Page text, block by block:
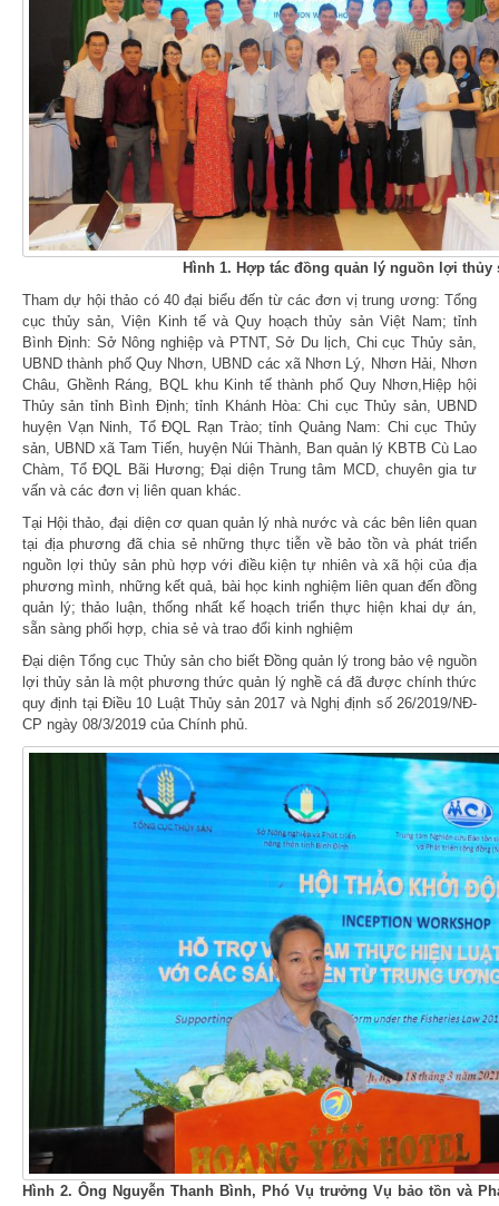
Hình 1. Hợp tác đồng quản lý nguồn lợi thủy
Tham dự hội thảo có 40 đại biểu đến từ các đơn vị trung ương: Tổng
cục thủy sản, Viện Kinh tế và Quy hoạch thủy sản Việt Nam; tỉnh
Bình Định: Sở Nông nghiệp và PTNT, Sở Du lịch, Chi cục Thủy sản,
UBND thành phố Quy Nhơn, UBND các xã Nhơn Lý, Nhơn Hải, Nhơn
Châu, Ghềnh Ráng, BQL khu Kinh tế thành phố Quy Nhơn,Hiệp hội
Thủy sản tỉnh Bình Định; tỉnh Khánh Hòa: Chi cục Thủy sản, UBND
huyện Vạn Ninh, Tổ ĐQL Rạn Trào; tỉnh Quảng Nam: Chi cục Thủy
sản, UBND xã Tam Tiến, huyện Núi Thành, Ban quản lý KBTB Cù Lao
Chàm, Tổ ĐQL Bãi Hương; Đại diện Trung tâm MCD, chuyên gia tư
vấn và các đơn vị liên quan khác.
Tại Hội thảo, đại diện cơ quan quản lý nhà nước và các bên liên quan
tại địa phương đã chia sẻ những thực tiễn về bảo tồn và phát triển
nguồn lợi thủy sản phù hợp với điều kiện tự nhiên và xã hội của địa
phương mình, những kết quả, bài học kinh nghiệm liên quan đến đồng
quản lý; thảo luận, thống nhất kế hoạch triển thực hiện khai dự án,
sẵn sàng phối hợp, chia sẻ và trao đổi kinh nghiệm
Đại diện Tổng cục Thủy sản cho biết Đồng quản lý trong bảo vệ nguồn
lợi thủy sản là một phương thức quản lý nghề cá đã được chính thức
quy định tại Điều 10 Luật Thủy sản 2017 và Nghị định số 26/2019/NĐ-
CP ngày 08/3/2019 của Chính phủ.
Hình 2. Ông Nguyễn Thanh Bình, Phó Vụ trưởng Vụ bảo tồn và